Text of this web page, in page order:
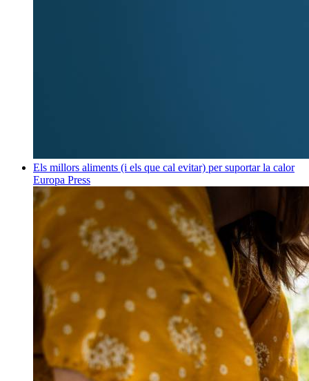
Els millors aliments (i els que cal evitar) per suportar la calor
Europa Press